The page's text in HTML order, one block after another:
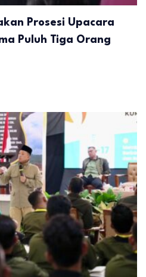
Prosesi Upacara
Puluh Tiga Orang